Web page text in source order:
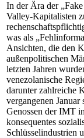
In der Ära der
Valley-Kapitalisten
was als
Ansichten, die den
außenpolitischen
letzten Jahren
venezolanische
darunter zahlreiche
vergangenen
Genossen der IMT
konsequentes
Schlüsselindustrien